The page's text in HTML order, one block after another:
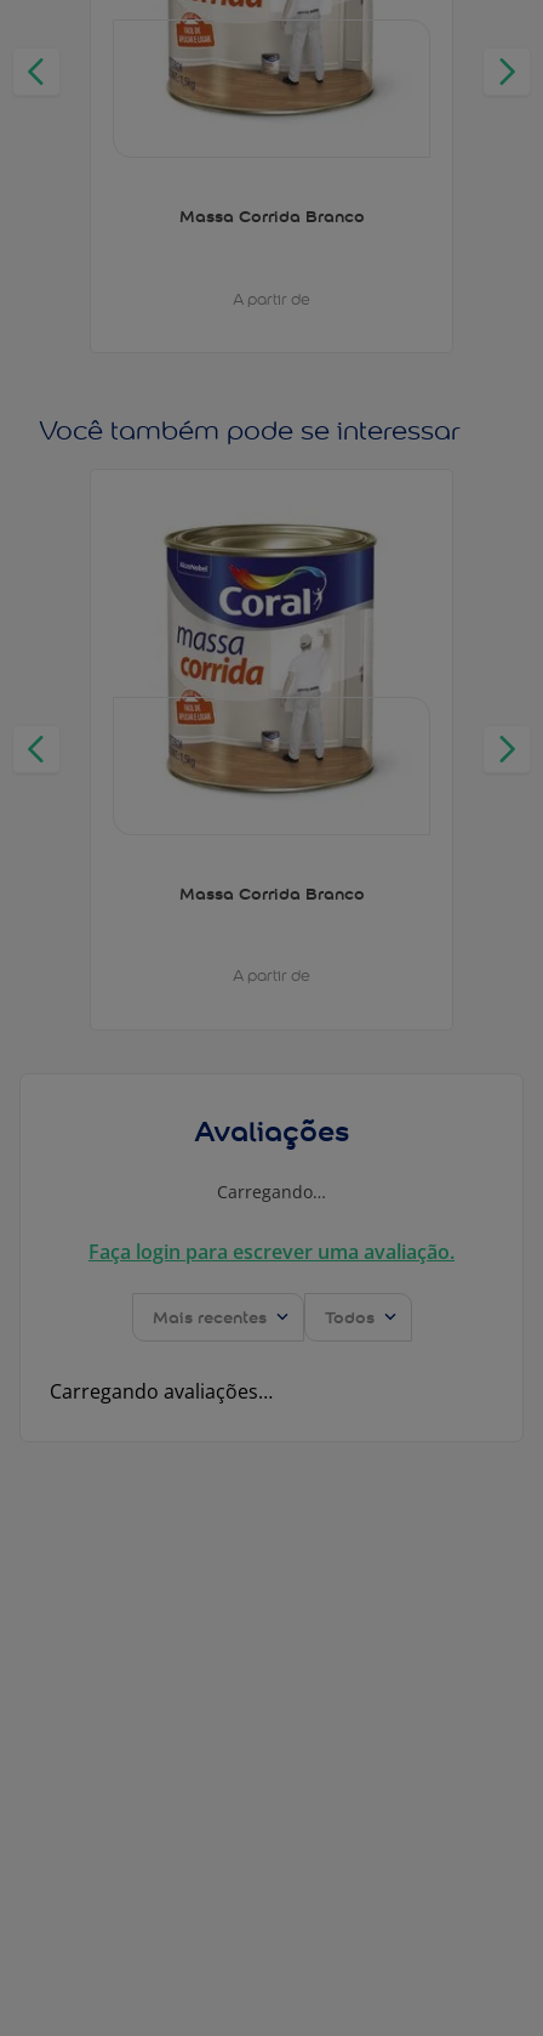
Massa Corrida Branco
A partir de
Você também pode se interessar
Massa Corrida Branco
A partir de
Avaliações
Carregando…
Faça login para escrever uma avaliação.
Mais recentes Todos
Carregando avaliações…